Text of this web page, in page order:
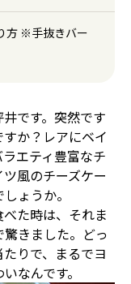
方 ※手抜きバー
です。突然です
か？レアにベイ
エティ豊富なチ
風のチーズケー
ょうか。
た時は、それま
きました。どっ
りで、まるでヨ
なんです。